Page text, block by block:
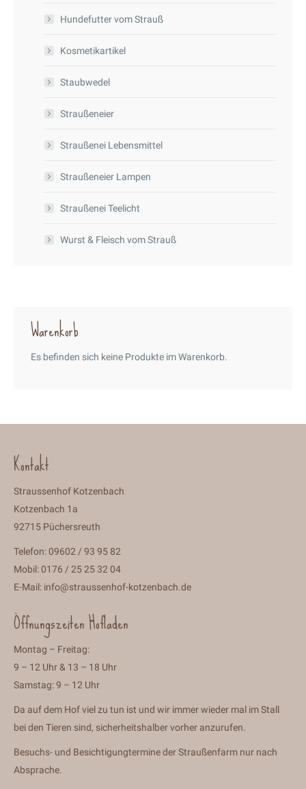
Hundefutter vom Strauß
Kosmetikartikel
Staubwedel
Straußeneier
Straußenei Lebensmittel
Straußeneier Lampen
Straußenei Teelicht
Wurst & Fleisch vom Strauß
Warenkorb
Es befinden sich keine Produkte im Warenkorb.
Kontakt
Straussenhof Kotzenbach
Kotzenbach 1a
92715 Püchersreuth
Telefon: 09602 / 93 95 82
Mobil: 0176 / 25 25 32 04
E-Mail: info@straussenhof-kotzenbach.de
Öffnungszeiten Hofladen
Montag – Freitag:
9 – 12 Uhr & 13 – 18 Uhr
Samstag: 9 – 12 Uhr
Da auf dem Hof viel zu tun ist und wir immer wieder mal im Stall
bei den Tieren sind, sicherheitshalber vorher anzurufen.
Besuchs- und Besichtigungtermine der Straußenfarm nur nach
Absprache.